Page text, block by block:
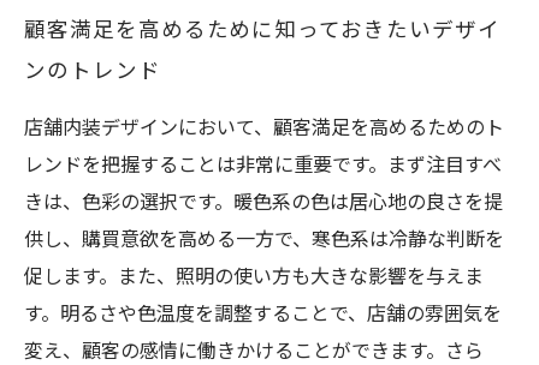
顧客満足を高めるために知っておきたいデザイ
ンのトレンド
店舗内装デザインにおいて、顧客満足を高めるためのト
レンドを把握することは非常に重要です。まず注目すべ
きは、色彩の選択です。暖色系の色は居心地の良さを提
供し、購買意欲を高める一方で、寒色系は冷静な判断を
促します。また、照明の使い方も大きな影響を与えま
す。明るさや色温度を調整することで、店舗の雰囲気を
変え、顧客の感情に働きかけることができます。さら